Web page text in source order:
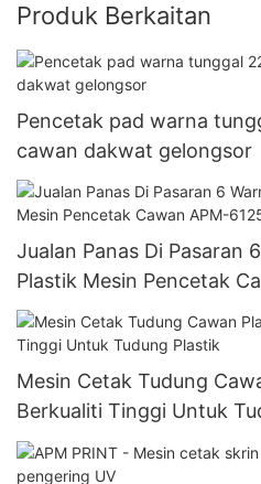
Produk Berkaitan
Pencetak pad warna
cawan dakwat gelongsor
Jualan Panas Di Pasaran
Plastik Mesin Pencetak
Mesin Cetak Tudung
Berkualiti Tinggi Untuk